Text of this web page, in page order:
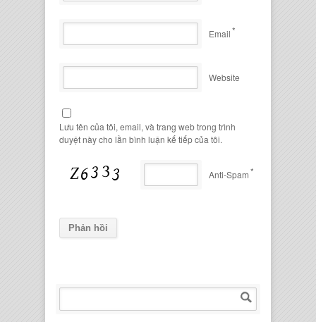
Email*
Website
Lưu tên của tôi, email, và trang web trong trình
duyệt này cho lần bình luận kế tiếp của tôi.
Anti-Spam*